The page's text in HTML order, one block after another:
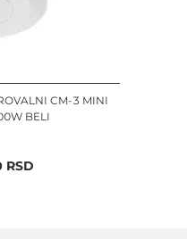
CM-3 MINI
BELI
RSD